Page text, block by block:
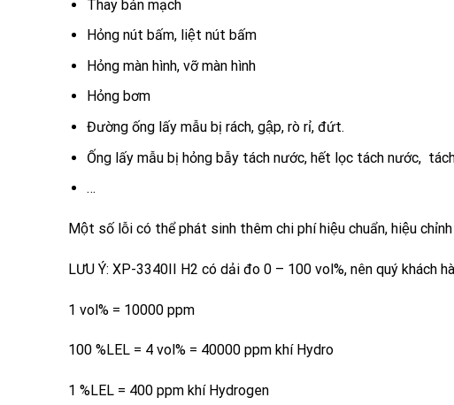
Thay bản mạch
Hỏng nút bấm, liệt nút bấm
Hỏng màn hình, vỡ màn hình
Hỏng bơm
Đường ống lấy mẫu bị rách, gập, rò rỉ, đứt.
Ống lấy mẫu bị hỏng bẫy tách nước, hết lọc tách nước,
…
Một số lỗi có thể phát sinh thêm chi phí hiệu chuẩn, hiệu
LƯU Ý: XP-3340II H2 có dải đo 0 – 100 vol%, nên quý khách
1 vol% = 10000 ppm
100 %LEL = 4 vol% = 40000 ppm khí Hydro
1 %LEL = 400 ppm khí Hydrogen